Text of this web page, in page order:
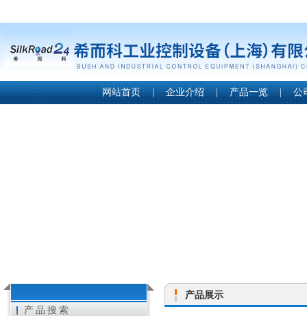
网站首页 | 企业介绍 | 产品一览 | 公
产品搜索
产品展示